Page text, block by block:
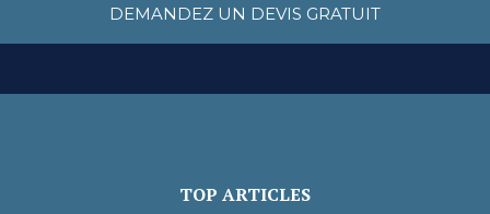
DEMANDEZ UN DEVIS GRATUIT
TOP ARTICLES